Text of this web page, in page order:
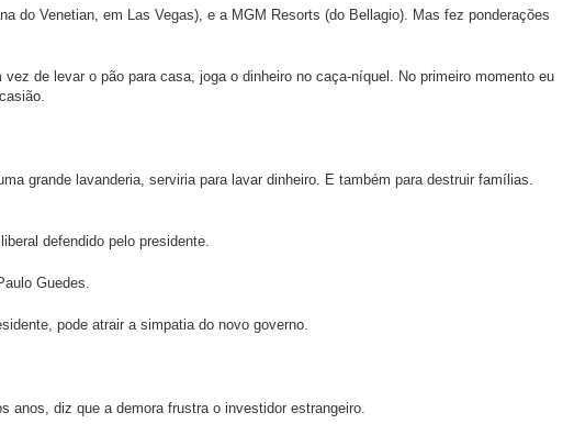
do Venetian, em Las Vegas), e a MGM Resorts (do Bellagio). Mas fez ponderações
de levar o pão para casa, joga o dinheiro no caça-níquel. No primeiro momento eu
grande lavanderia, serviria para lavar dinheiro. E também para destruir famílias.
defendido pelo presidente.
Guedes.
pode atrair a simpatia do novo governo.
anos, diz que a demora frustra o investidor estrangeiro.